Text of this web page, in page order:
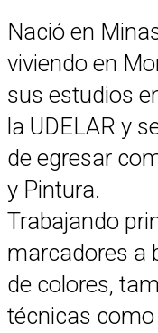
Nació en
viviendo en
sus estudios
la UDELAR y
de egresar
y Pintura.
Trabajando
marcadores a
de colores,
técnicas como